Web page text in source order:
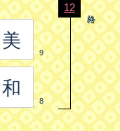
美
9
和
8
12